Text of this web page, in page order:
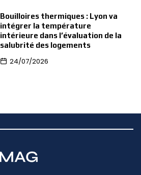
Bouilloires thermiques : Lyon va
intégrer la température
intérieure dans l’évaluation de la
salubrité des logements
24/07/2026